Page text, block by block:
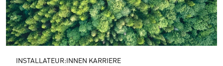
INSTALLATEUR:INNEN KARRIERE